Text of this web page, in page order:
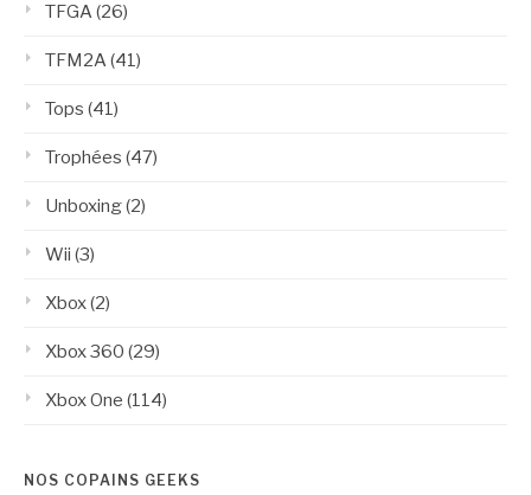
TFGA(26)
TFM2A(41)
Tops (41)
Trophées (47)
Unboxing(2)
Wii (3)
Xbox(2)
Xbox 360 (29)
Xbox One (114)
NOS COPAINS GEEKS